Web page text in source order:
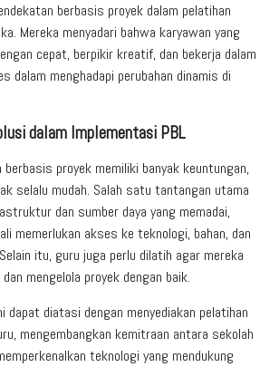
berbasis proyek dalam pelatihan
Mereka menyadari bahwa karyawan yang
cepat, berpikir kreatif, dan bekerja dalam
dalam menghadapi perubahan dinamis di
dalam Implementasi PBL
berbasis proyek memiliki banyak keuntungan,
selalu mudah. Salah satu tantangan utama
dan sumber daya yang memadai,
memerlukan akses ke teknologi, bahan, dan
itu, guru juga perlu dilatih agar mereka
mengelola proyek dengan baik.
dapat diatasi dengan menyediakan pelatihan
mengembangkan kemitraan antara sekolah
teknologi yang mendukung